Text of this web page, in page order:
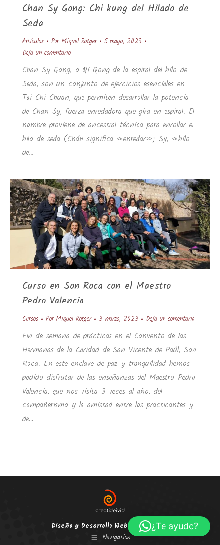
Chan Sy Gong: Chi kung del Hilado de
Seda
Artículos Por Miquel Rotger
5 mayo, 2023
Deja un comentario
Chan Sy Gong, o Qi Qong de la espiral del hilo de
Seda, son un conjunto de ejercicios esenciales en
Tai Chi Chuan, que permiten desarrollar la potencia
de Chan Sy, fuerza enredadora que gira en espiral. El
nombre proviene de ancestral técnica para enrollar el
hilo de seda (Chán significa «enredar»; Sy, «hilo
de…
Curso en Son Roca con el Maestro
Pedro Valencia
Cursos Por Miquel Rotger 3 marzo, 2023 Deja un comentario
Fin de semana de prácticas en el Convento de las
Hermanas de la Caridad de San Vicente de Paúl, Son
Roca. En este enclave de paz y tranquilidad hemos
podido disfrutar de las enseñanzas del Maestro Pedro
Valencia, que nos visita 3 veces al año, del
compañerismo y la amistad entre los practicantes y
de…
Diseño y Desarrollo Web:
creatideivid.es
Navigation
¿Te ayudo?